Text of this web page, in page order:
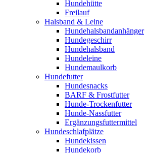
Hundehütte
Freilauf
Halsband & Leine
Hundehalsbandanhänger
Hundegeschirr
Hundehalsband
Hundeleine
Hundemaulkorb
Hundefutter
Hundesnacks
BARF & Frostfutter
Hunde-Trockenfutter
Hunde-Nassfutter
Ergänzungsfuttermittel
Hundeschlafplätze
Hundekissen
Hundekorb